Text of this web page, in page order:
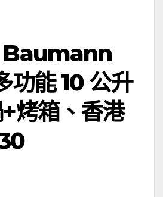
Baumann
能 10 公升
烤箱、香港